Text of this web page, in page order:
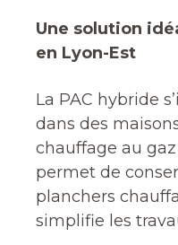
Une solution
en Lyon-Est
La PAC hybride
dans des
chauffage au
permet de
planchers
simplifie les